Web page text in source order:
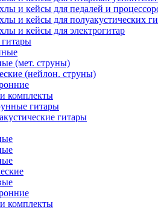
и кейсы для педалей и
и кейсы для полуакустических
и кейсы для электрогитар
гитары
(мет. струны)
(нейлон. струны)
комплекты
гитары
гитары
комплекты